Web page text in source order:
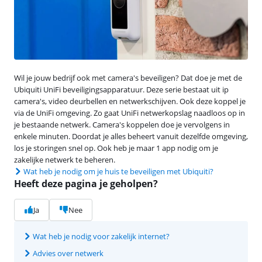
Wil je jouw bedrijf ook met camera's beveiligen? Dat doe je met de
Ubiquiti UniFi beveiligingsapparatuur. Deze serie bestaat uit ip
camera's, video deurbellen en netwerkschijven. Ook deze koppel je
via de UniFi omgeving. Zo gaat UniFi netwerkopslag naadloos op in
je bestaande netwerk. Camera's koppelen doe je vervolgens in
enkele minuten. Doordat je alles beheert vanuit dezelfde omgeving,
los je storingen snel op. Ook heb je maar 1 app nodig om je
zakelijke netwerk te beheren.
Wat heb je nodig om je huis te beveiligen met Ubiquiti?
Heeft deze pagina je geholpen?
Ja Nee
Wat heb je nodig voor zakelijk internet?
Advies over netwerk